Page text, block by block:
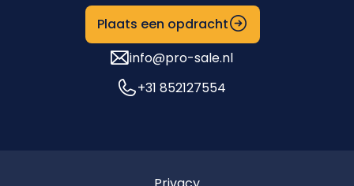
Plaats een opdracht
info@pro-sale.nl
+31 852127554